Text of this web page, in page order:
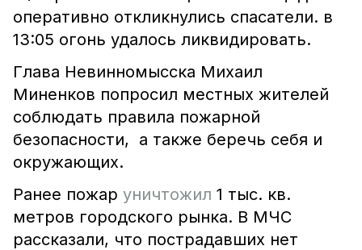
оперативно откликнулись спасатели. в
13:05 огонь удалось ликвидировать.
Глава Невинномысска Михаил
Миненков попросил местных жителей
соблюдать правила пожарной
безопасности, а также беречь себя и
окружающих.
Ранее пожар уничтожил 1 тыс. кв.
метров городского рынка. В МЧС
рассказали, что пострадавших нет